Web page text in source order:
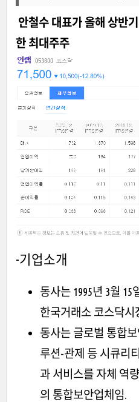
안철수 대표가 올해 상반
한 최대주주
-기업소개
동사는 1995년 3월 15
한국거래소 코스닥시
동사는 글로벌 통합
루션-관제 등 시큐리
과 서비스를 자체 역
의 통합보안업체임.